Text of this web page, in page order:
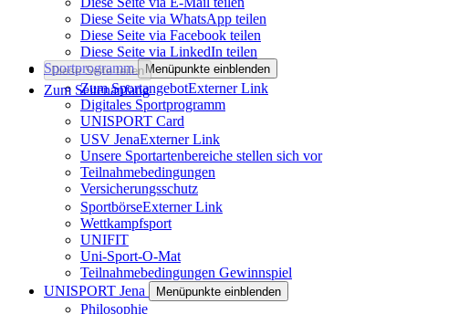
Diese Seite via WhatsApp teilen
Diese Seite via Facebook teilen
Diese Seite via LinkedIn teilen
Diese Seite teilen
Zum Seitenanfang
Sportprogramm Menüpunkte einblenden
Zum SportangebotExterner Link
Digitales Sportprogramm
UNISPORT Card
USV JenaExterner Link
Unsere Sportartenbereiche stellen sich vor
Teilnahmebedingungen
Versicherungsschutz
SportbörseExterner Link
Wettkampfsport
UNIFIT
Uni-Sport-O-Mat
Teilnahmebedingungen Gewinnspiel
UNISPORT Jena
Menüpunkte einblenden
Philosophie